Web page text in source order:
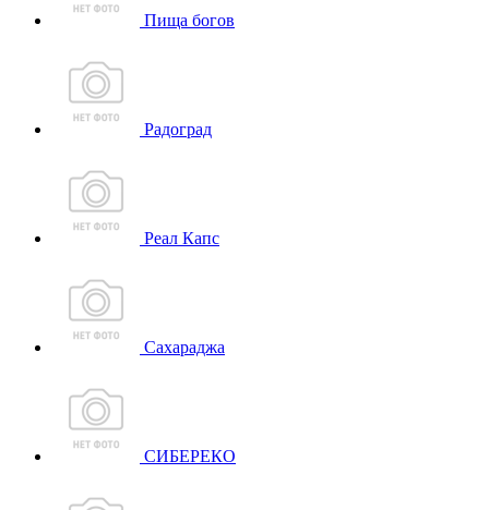
Пища богов
Радоград
Реал Капс
Сахараджа
СИБЕРЕКО